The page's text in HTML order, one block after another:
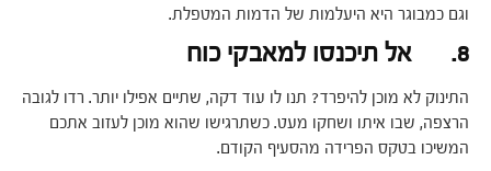
וגם כמבוגר היא היעלמות של הדמות המטפלת.
8. אל תיכנסו למאבקי כוח
התינוק לא מוכן להיפרד? תנו לו עוד דקה, שתיים אפילו יותר. רדו לגובה
הרצפה, שבו איתו ושחקו מעט. כשתרגישו שהוא מוכן לעזוב אתכם
המשיכו בטקס הפרידה מהסעיף הקודם.